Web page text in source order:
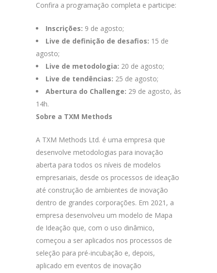
Confira a programação completa e participe:
Inscrições: 9 de agosto;
Live de definição de desafios: 15 de
agosto;
Live de metodologia: 20 de agosto;
Live de tendências: 25 de agosto;
Abertura do Challenge: 29 de agosto, às
14h.
Sobre a TXM Methods
A TXM Methods Ltd. é uma empresa que
desenvolve metodologias para inovação
aberta para todos os níveis de modelos
empresariais, desde os processos de ideação
até construção de ambientes de inovação
dentro de grandes corporações. Em 2021, a
empresa desenvolveu um modelo de Mapa
de Ideação que, com o uso dinâmico,
começou a ser aplicados nos processos de
seleção para pré-incubação e, depois,
aplicado em eventos de inovação